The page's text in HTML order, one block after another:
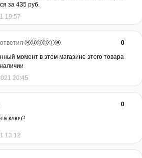
за 435 руб.
19:57
ответил Ⓑⓤⓑⓑⓛⓔ
0
момент в этом магазине этого товара
20:45
0
ключ?
13:12